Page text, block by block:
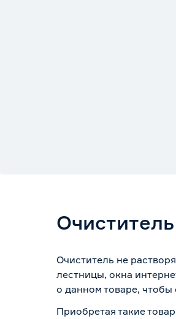
Очиститель не
лестницы, окна
о данном товаре, чтобы
Приобретая такие